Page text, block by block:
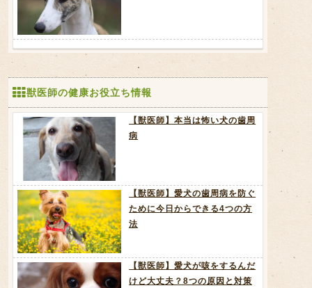
獣医師の健康お役立ち情報
【獣医師】本当は怖い犬の歯周
病
【獣医師】愛犬の歯周病を防ぐ
ために今日からできる4つの方
法
【獣医師】愛犬が咳をするんだ
けど大丈夫？8つの原因と対策